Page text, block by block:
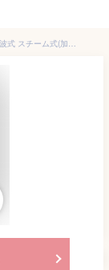
アイリスオーヤマ(IRIS OHYAMA) 加湿器 大容量 超音波式 スチーム式(加熱式) ハイブリット式 加湿量 350ml タンク容量 4.5L ~10畳 12時間連続加湿 アロマ対応 リモコン付 小型 卓上 デスク用 HDK-35-TM 木目ブラウン